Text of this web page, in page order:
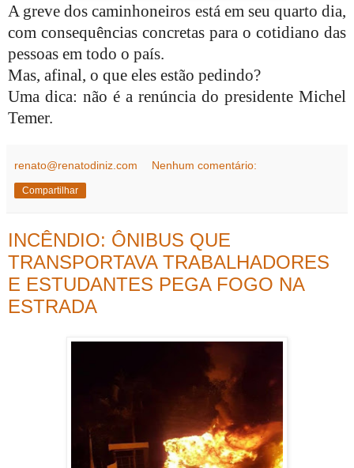
A greve dos caminhoneiros está em seu quarto dia,
com consequências concretas para o cotidiano das
pessoas em todo o país.
Mas, afinal, o que eles estão pedindo?
Uma dica: não é a renúncia do presidente Michel
Temer.
renato@renatodiniz.com Nenhum comentário:
Compartilhar
INCÊNDIO: ÔNIBUS QUE
TRANSPORTAVA TRABALHADORES
E ESTUDANTES PEGA FOGO NA
ESTRADA